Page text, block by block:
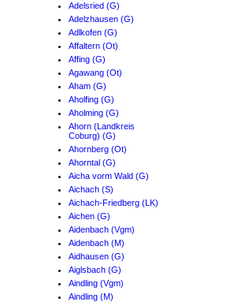
Adelsried (G)
Adelzhausen (G)
Adlkofen (G)
Affaltern (Ot)
Affing (G)
Agawang (Ot)
Aham (G)
Aholfing (G)
Aholming (G)
Ahorn (Landkreis
Coburg) (G)
Ahornberg (Ot)
Ahorntal (G)
Aicha vorm Wald (G)
Aichach (S)
Aichach-Friedberg (LK)
Aichen (G)
Aidenbach (Vgm)
Aidenbach (M)
Aidhausen (G)
Aiglsbach (G)
Aindling (Vgm)
Aindling (M)